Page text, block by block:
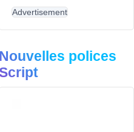
Advertisement
Nouvelles polices
Script